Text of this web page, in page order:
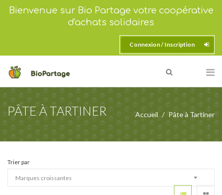
Bienvenue sur Bio Partage votre coopérative
d'achats solidaires
Connexion / Inscription
PÂTE À TARTINER Accueil Pâte à Tartiner
Trier par